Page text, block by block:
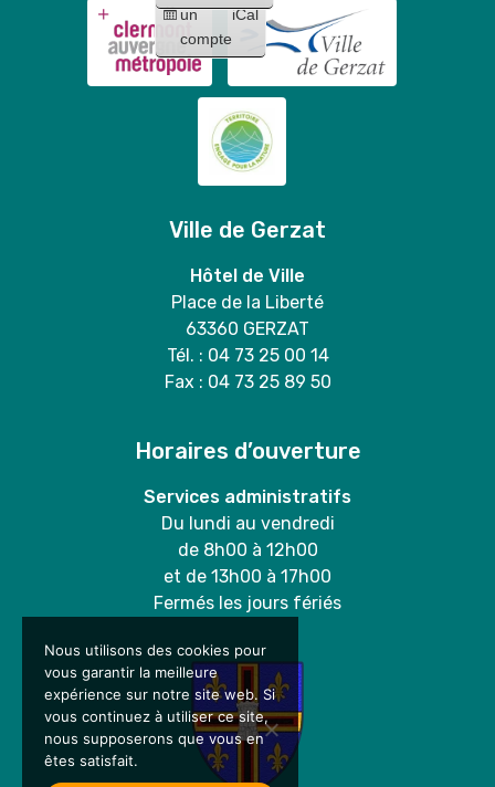
un
compte
iCal
Ville de Gerzat
Hôtel de Ville
Place de la Liberté
63360 GERZAT
Tél. : 04 73 25 00 14
Fax : 04 73 25 89 50
Horaires d’ouverture
Services administratifs
Du lundi au vendredi
de 8h00 à 12h00
et de 13h00 à 17h00
Fermés les jours fériés
Nous utilisons des cookies pour
vous garantir la meilleure
expérience sur notre site web. Si
vous continuez à utiliser ce site,
nous supposerons que vous en
êtes satisfait.